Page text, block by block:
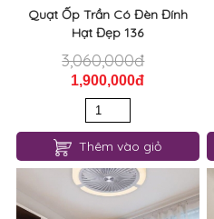
Quạt Ốp Trần Có Đèn Đính
Hạt Đẹp 136
3,060,000đ
1,900,000đ
Thêm vào giỏ